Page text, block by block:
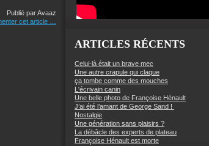
Publié par Avaaz
cet article
ARTICLES RÉCENTS
Celui-là était un brave mec
Une autre crapule qui claque
ça tombe comme des mouches
L'écrivain canin
Une belle photo de Françoise Hénault
J’ai été l’amant de George Sand !
Nostalgie
Une génération sans plaisirs ?
La débâcle des experts de plateau
Françoise Hénault est morte